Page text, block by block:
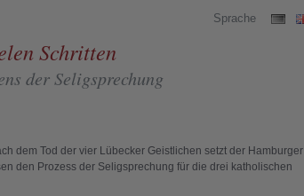
Sprache
Schritten
der Seligsprechung
dem Tod der vier Lübecker Geistlichen setzt der Hamburger
den Prozess der Seligsprechung für die drei katholischen